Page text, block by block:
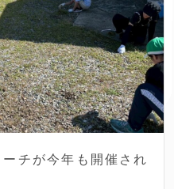
チが今年も開催され